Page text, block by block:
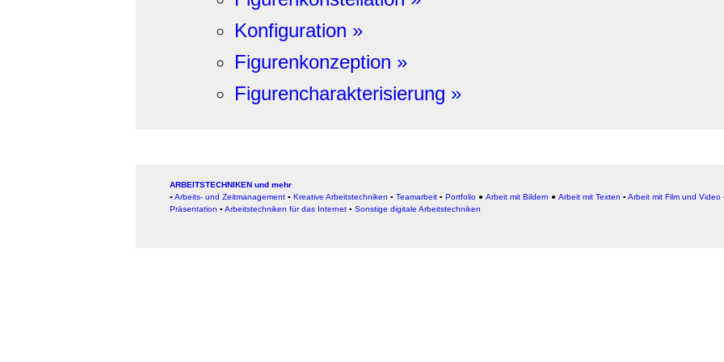
Konfiguration »
Figurenkonzeption »
Figurencharakterisierung »
ARBEITSTECHNIKEN und mehr
▪ Arbeits- und Zeitmanagement ▪ Kreative Arbeitstechniken ▪ Teamarbeit ▪ Portfolio ● Arbeit mit Bildern ● Arbeit mit Texten ▪ Arbeit mit Film und Video
Präsentation ▪ Arbeitstechniken für das Internet ▪ Sonstige digitale Arbeitstechniken